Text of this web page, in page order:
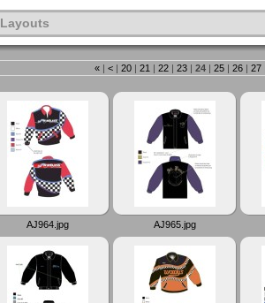
Layouts
«| < | 20| 21 | 22| 23| 24| 25| 26| 27
AJ964.jpg AJ965.jpg